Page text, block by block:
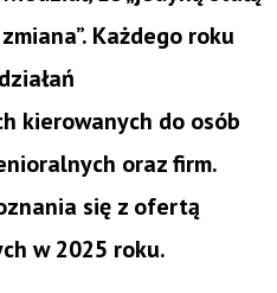
Każdego roku
kierowanych do osób
oraz firm.
się z ofertą
w 2025 roku.